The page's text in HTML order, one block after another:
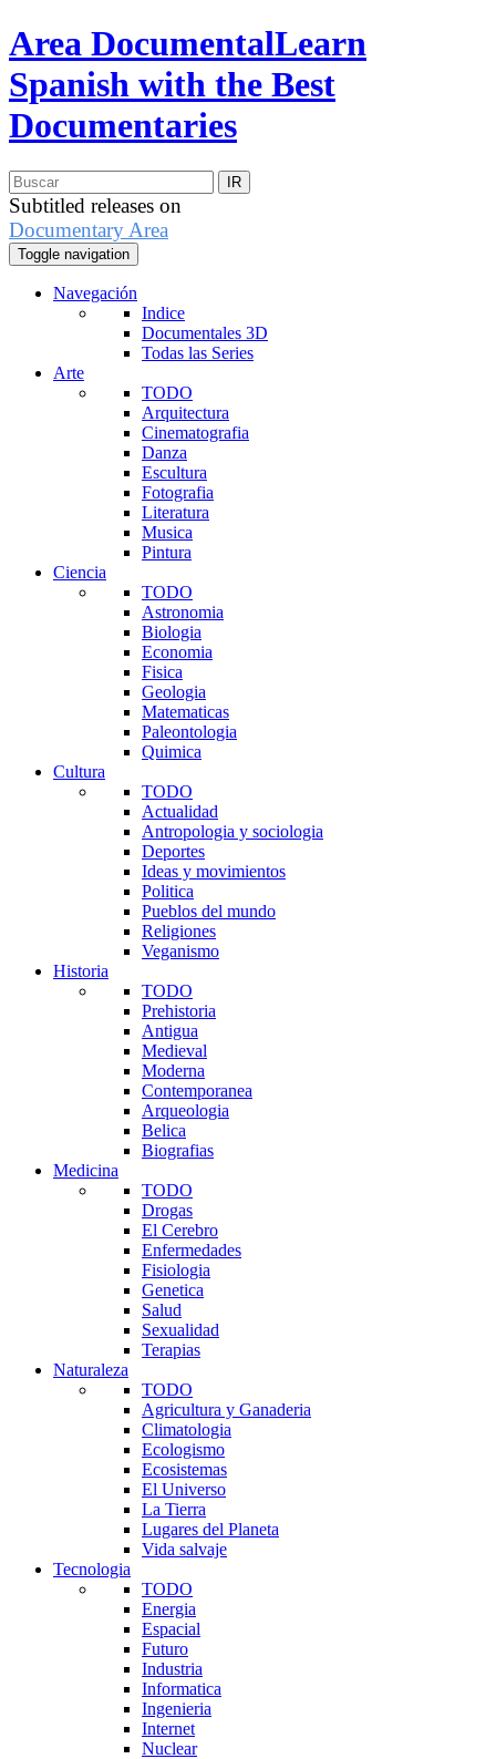
Area DocumentalLearn
Spanish with the Best
Documentaries
Subtitled releases on
Documentary Area
Toggle navigation
Navegación
Indice
Documentales 3D
Todas las Series
Arte
TODO
Arquitectura
Cinematografia
Danza
Escultura
Fotografia
Literatura
Musica
Pintura
Ciencia
TODO
Astronomia
Biologia
Economia
Fisica
Geologia
Matematicas
Paleontologia
Quimica
Cultura
TODO
Actualidad
Antropologia y sociologia
Deportes
Ideas y movimientos
Politica
Pueblos del mundo
Religiones
Veganismo
Historia
TODO
Prehistoria
Antigua
Medieval
Moderna
Contemporanea
Arqueologia
Belica
Biografias
Medicina
TODO
Drogas
El Cerebro
Enfermedades
Fisiologia
Genetica
Salud
Sexualidad
Terapias
Naturaleza
TODO
Agricultura y Ganaderia
Climatologia
Ecologismo
Ecosistemas
El Universo
La Tierra
Lugares del Planeta
Vida salvaje
Tecnologia
TODO
Energia
Espacial
Futuro
Industria
Informatica
Ingenieria
Internet
Nuclear